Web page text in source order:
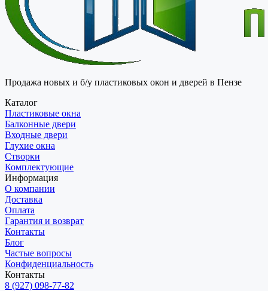
Продажа новых и б/у пластиковых окон и дверей в Пензе
Каталог
Пластиковые окна
Балконные двери
Входные двери
Глухие окна
Створки
Комплектующие
Информация
О компании
Доставка
Оплата
Гарантия и возврат
Контакты
Блог
Частые вопросы
Конфиденциальность
Контакты
8 (927) 098-77-82